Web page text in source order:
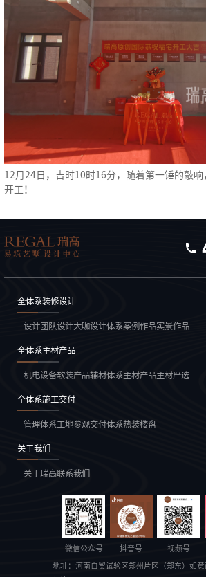
12月24日，吉时10时16分，随着第一锤的敲
开工！
全体系装修设计
设计团队设计大咖设计体系案例作品实景作品
全体系主材产品
机电设备软装产品辅材体系主材产品主材严选
全体系施工交付
管理体系工地参观交付体系热装楼盘
关于我们
关于瑞高联系我们
微信公众号 抖音号 视频号
地址： 河南自贸试验区郑州片区（郑东）如